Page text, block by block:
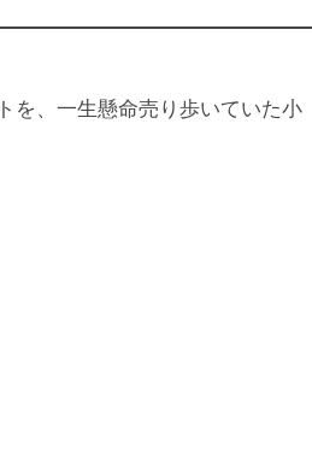
を、一生懸命売り歩いていた小